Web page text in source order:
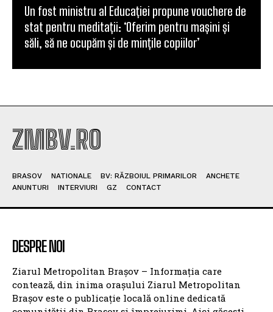
Un fost ministru al Educației propune vouchere de
stat pentru meditații: ‘Oferim pentru mașini și
săli, să ne ocupăm și de mințile copiilor’
ZMBV.RO
BRASOV NATIONALE BV: RĂZBOIUL PRIMARILOR
ANCHETE
ANUNTURI
INTERVIURI GZ CONTACT
DESPRE NOI
Ziarul Metropolitan Brașov – Informația care
contează, din inima orașului Ziarul Metropolitan
Brașov este o publicație locală online dedicată